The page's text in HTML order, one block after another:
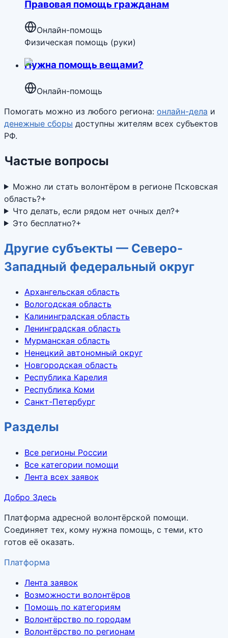
Правовая помощь гражданам
Онлайн-помощь
Физическая помощь (руки)
Нужна помощь вещами?
Онлайн-помощь
Помогать можно из любого региона: онлайн-дела и
денежные сборы доступны жителям всех субъектов
РФ.
Частые вопросы
Можно ли стать волонтёром в регионе Псковская
область?+
Что делать, если рядом нет очных дел?+
Это бесплатно?+
Другие субъекты — Северо-
Западный федеральный округ
Архангельская область
Вологодская область
Калининградская область
Ленинградская область
Мурманская область
Ненецкий автономный округ
Новгородская область
Республика Карелия
Республика Коми
Санкт-Петербург
Разделы
Все регионы России
Все категории помощи
Лента всех заявок
Добро Здесь
Платформа адресной волонтёрской помощи.
Соединяет тех, кому нужна помощь, с теми, кто
готов её оказать.
Платформа
Лента заявок
Возможности волонтёров
Помощь по категориям
Волонтёрство по городам
Волонтёрство по регионам